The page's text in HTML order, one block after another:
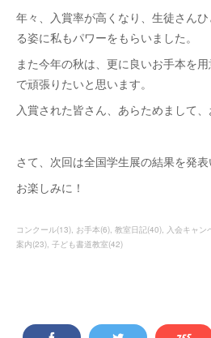
年々、入賞率が高くなり、生徒さん
る姿に私もパワーをもらいました。
また今年の秋は、更に良いお手本を
で頑張りたいと思います。
入賞された皆さん、あらためまして
さて、次回は全国学生展の結果を発表
お楽しみに！
コンクール(13) お手本(6) 教室日記(40) 入会キャン
案内(23) 子ども書道教室(42)